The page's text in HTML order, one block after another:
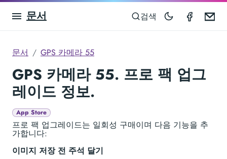
문서 검색 GPS
문서 GPS 카메라 55
GPS 카메라 55. 프로 팩 업그
레이드 정보.
App Store
프로 팩 업그레이드는 일회성 구매이며 다음 기능을 추
가합니다:
이미지 저장 전 주석 달기